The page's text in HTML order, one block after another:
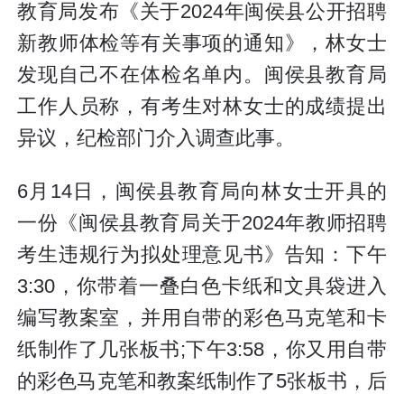
教育局发布《关于2024年闽侯县公开招聘
新教师体检等有关事项的通知》，林女士
发现自己不在体检名单内。闽侯县教育局
工作人员称，有考生对林女士的成绩提出
异议，纪检部门介入调查此事。
6月14日，闽侯县教育局向林女士开具的
一份《闽侯县教育局关于2024年教师招聘
考生违规行为拟处理意见书》告知：下午
3:30，你带着一叠白色卡纸和文具袋进入
编写教案室，并用自带的彩色马克笔和卡
纸制作了几张板书;下午3:58，你又用自带
的彩色马克笔和教案纸制作了5张板书，后